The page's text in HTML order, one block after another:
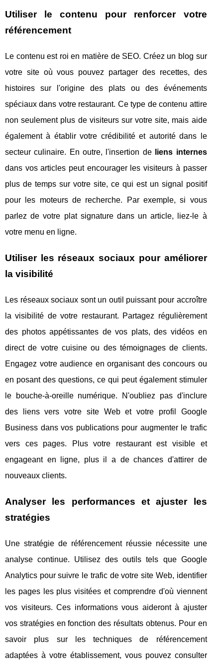
Utiliser le contenu pour renforcer votre
référencement
Le contenu est roi en matière de SEO. Créez un blog sur
votre site où vous pouvez partager des recettes, des
histoires sur l'origine des plats ou des événements
spéciaux dans votre restaurant. Ce type de contenu attire
non seulement plus de visiteurs sur votre site, mais aide
également à établir votre crédibilité et autorité dans le
secteur culinaire. En outre, l'insertion de
liens internes
dans vos articles peut encourager les visiteurs à passer
plus de temps sur votre site, ce qui est un signal positif
pour les moteurs de recherche. Par exemple, si vous
parlez de votre plat signature dans un article, liez-le à
votre menu en ligne.
Utiliser les réseaux sociaux pour améliorer
la visibilité
Les réseaux sociaux sont un outil puissant pour accroître
la visibilité de votre restaurant. Partagez régulièrement
des photos appétissantes de vos plats, des vidéos en
direct de votre cuisine ou des témoignages de clients.
Engagez votre audience en organisant des concours ou
en posant des questions, ce qui peut également stimuler
le bouche-à-oreille numérique. N'oubliez pas d'inclure
des liens vers votre site Web et votre profil Google
Business dans vos publications pour augmenter le trafic
vers ces pages. Plus votre restaurant est visible et
engageant en ligne, plus il a de chances d'attirer de
nouveaux clients.
Analyser les performances et ajuster les
stratégies
Une stratégie de référencement réussie nécessite une
analyse continue. Utilisez des outils tels que Google
Analytics pour suivre le trafic de votre site Web, identifier
les pages les plus visitées et comprendre d'où viennent
vos visiteurs. Ces informations vous aideront à ajuster
vos stratégies en fonction des résultats obtenus. Pour en
savoir plus sur les techniques de référencement
adaptées à votre établissement, vous pouvez consulter